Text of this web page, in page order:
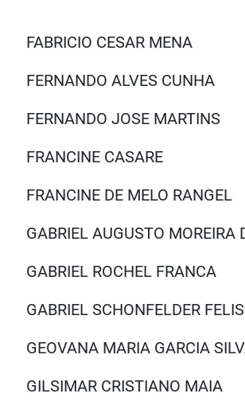
FABRICIO CESAR
FERNANDO ALVES
FERNANDO JOSE
FRANCINE
FRANCINE DE MELO
GABRIEL AUGUSTO
GABRIEL ROCHEL
GABRIEL SCHONFELDER
GEOVANA MARIA
GILSIMAR CRISTIANO